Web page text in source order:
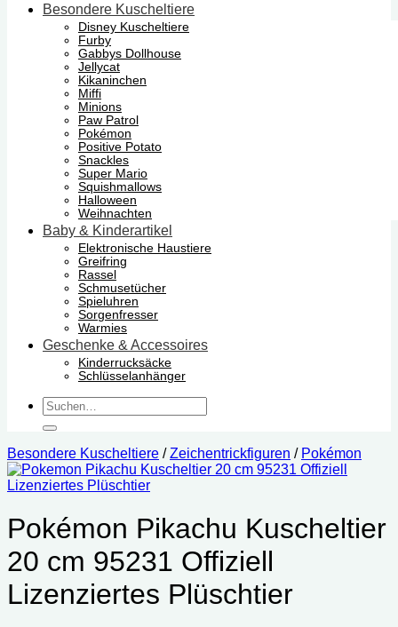
Besondere Kuscheltiere
Disney Kuscheltiere
Furby
Gabbys Dollhouse
Jellycat
Kikaninchen
Miffi
Minions
Paw Patrol
Pokémon
Positive Potato
Snackles
Super Mario
Squishmallows
Halloween
Weihnachten
Baby & Kinderartikel
Elektronische Haustiere
Greifring
Rassel
Schmusetücher
Spieluhren
Sorgenfresser
Warmies
Geschenke & Accessoires
Kinderrucksäcke
Schlüsselanhänger
Suchen
nach:
Besondere Kuscheltiere / Zeichentrickfiguren / Pokémon
Pokémon Pikachu Kuscheltier
20 cm ‎95231 Offiziell
Lizenziertes Plüschtier